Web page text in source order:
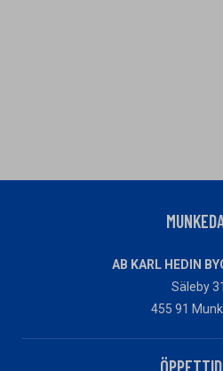
AB KARL HEDIN
Säleby 31
455 91